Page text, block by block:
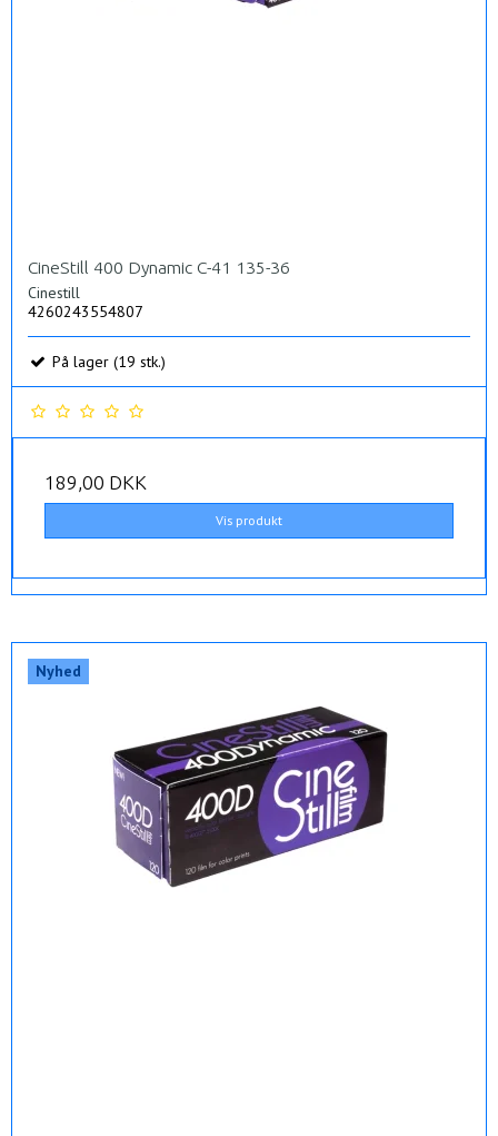
CineStill 400 Dynamic C-41 135-36
Cinestill
4260243554807
På lager (19 stk.)
189,00 DKK
Vis produkt
Nyhed